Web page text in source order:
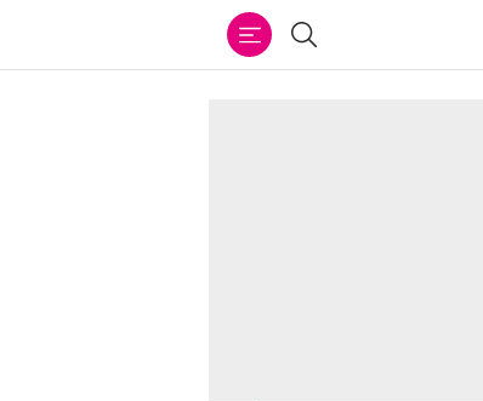
Buscar